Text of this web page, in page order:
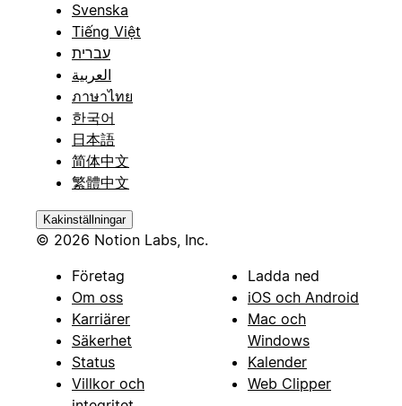
Svenska
Tiếng Việt
עברית
العربية
ภาษาไทย
한국어
日本語
简体中文
繁體中文
Kakinställningar
© 2026 Notion Labs, Inc.
Företag
Om oss
Karriärer
Säkerhet
Status
Villkor och
Ladda ned
iOS och Android
Mac och
Windows
Kalender
Web Clipper